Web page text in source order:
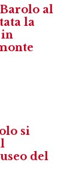
al
la
in
si
del